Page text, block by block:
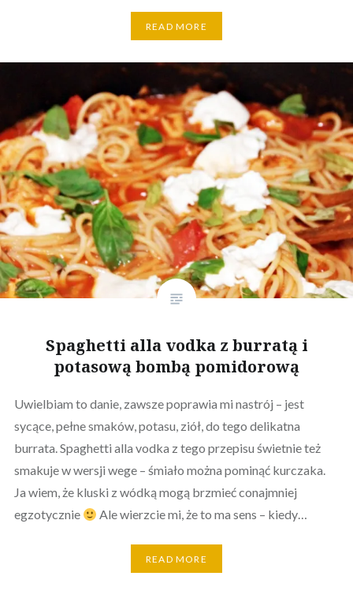
READ MORE
Spaghetti alla vodka z burratą i
potasową bombą pomidorową
Uwielbiam to danie, zawsze poprawia mi nastrój – jest
sycące, pełne smaków, potasu, ziół, do tego delikatna
burrata. Spaghetti alla vodka z tego przepisu świetnie też
smakuje w wersji wege – śmiało można pominąć kurczaka.
Ja wiem, że kluski z wódką mogą brzmieć conajmniej
egzotycznie
Ale wierzcie mi, że to ma sens – kiedy…
READ MORE